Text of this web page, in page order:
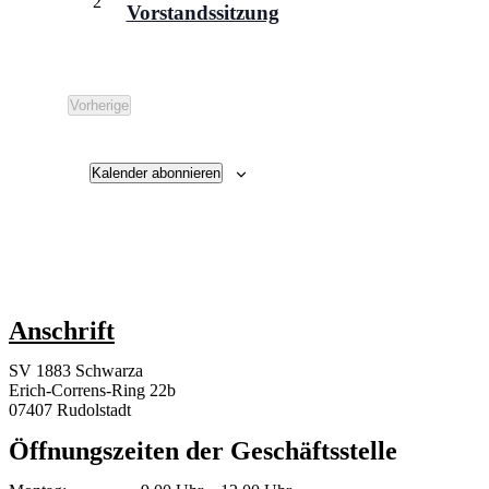
Vorstandssitzung
Vorherige
Veranstaltungen
Kalender abonnieren
Anschrift
SV 1883 Schwarza
Erich-Correns-Ring 22b
07407 Rudolstadt
Öffnungszeiten der Geschäftsstelle